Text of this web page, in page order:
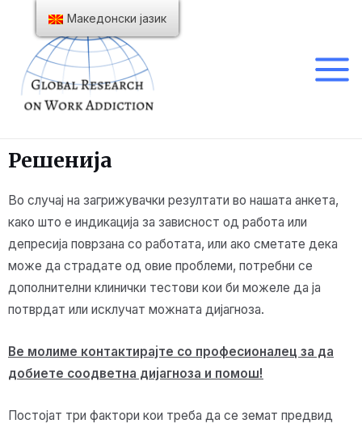
Решенија
Во случај на загрижувачки резултати во нашата анкета,
како што е индикација за зависност од работа или
депресија поврзана со работата, или ако сметате дека
може да страдате од овие проблеми, потребни се
дополнителни клинички тестови кои би можеле да ја
потврдат или исклучат можната дијагноза.
Ве молиме контактирајте со професионалец за да
добиете соодветна дијагноза и помош!
Постојат три фактори кои треба да се земат предвид
Македонски јазик